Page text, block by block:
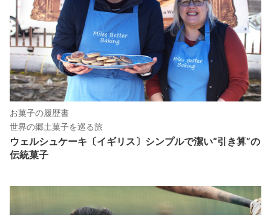
お菓子の履歴書
世界の郷土菓子を巡る旅
ウェルシュケーキ〔イギリス〕シンプルで潔い“引き算”の
伝統菓子